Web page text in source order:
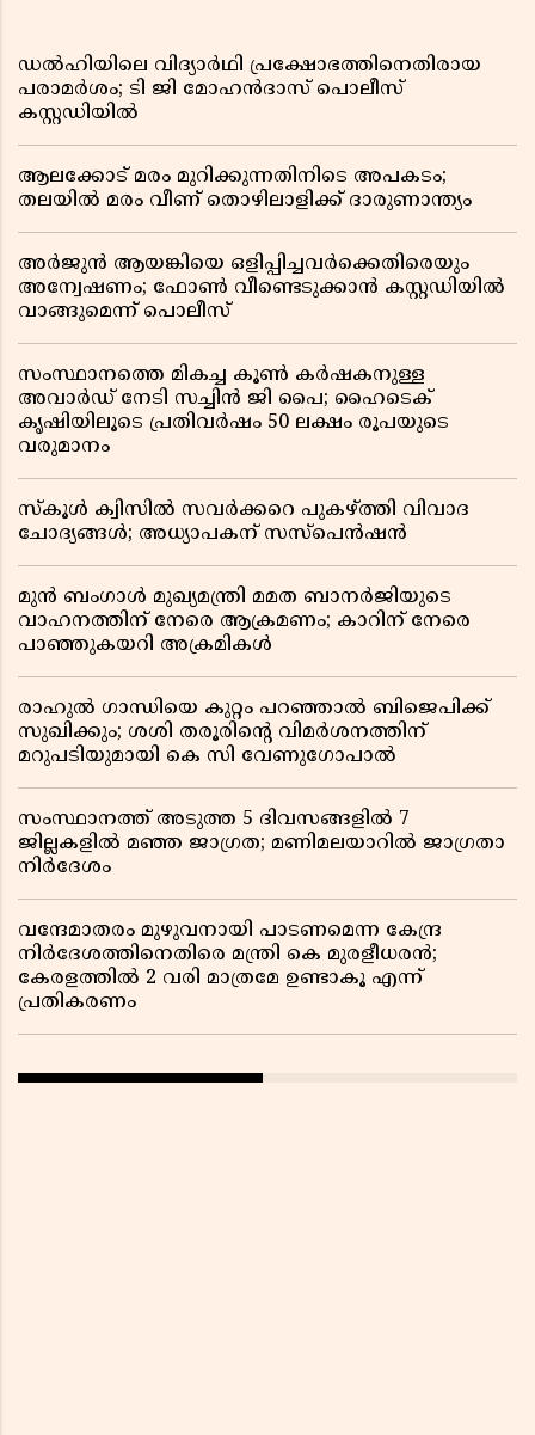
ഡൽഹിയിലെ വിദ്യാർഥി പ്രക്ഷോഭത്തിനെതിരായ
പരാമർശം; ടി ജി മോഹൻദാസ് പൊലീസ്
കസ്റ്റഡിയിൽ
ആലക്കോട് മരം മുറിക്കുന്നതിനിടെ അപകടം;
തലയിൽ മരം വീണ് തൊഴിലാളിക്ക് ദാരുണാന്ത്യം
അർജുൻ ആയങ്കിയെ ഒളിപ്പിച്ചവർക്കെതിരെയും
അന്വേഷണം; ഫോൺ വീണ്ടെടുക്കാൻ കസ്റ്റഡിയിൽ
വാങ്ങുമെന്ന് പൊലീസ്
സംസ്ഥാനത്തെ മികച്ച കൂൺ കർഷകനുള്ള
അവാർഡ് നേടി സച്ചിൻ ജി പൈ; ഹൈടെക്
കൃഷിയിലൂടെ പ്രതിവർഷം 50 ലക്ഷം രൂപയുടെ
വരുമാനം
സ്കൂൾ ക്വിസിൽ സവർക്കറെ പുകഴ്ത്തി വിവാദ
ചോദ്യങ്ങൾ; അധ്യാപകന് സസ്പെൻഷൻ
മുൻ ബംഗാൾ മുഖ്യമന്ത്രി മമത ബാനർജിയുടെ
വാഹനത്തിന് നേരെ ആക്രമണം; കാറിന് നേരെ
പാഞ്ഞുകയറി അക്രമികൾ
രാഹുൽ ഗാന്ധിയെ കുറ്റം പറഞ്ഞാൽ ബിജെപിക്ക്
സുഖിക്കും; ശശി തരൂരിന്റെ വിമർശനത്തിന്
മറുപടിയുമായി കെ സി വേണുഗോപാൽ
സംസ്ഥാനത്ത് അടുത്ത 5 ദിവസങ്ങളിൽ 7
ജില്ലകളിൽ മഞ്ഞ ജാഗ്രത; മണിമലയാറിൽ ജാഗ്രതാ
നിർദേശം
വന്ദേമാതരം മുഴുവനായി പാടണമെന്ന കേന്ദ്ര
നിർദേശത്തിനെതിരെ മന്ത്രി കെ മുരളീധരൻ;
കേരളത്തിൽ 2 വരി മാത്രമേ ഉണ്ടാകൂ എന്ന്
പ്രതികരണം